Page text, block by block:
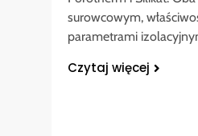
surowcowym,
parametrami
Czytaj więcej